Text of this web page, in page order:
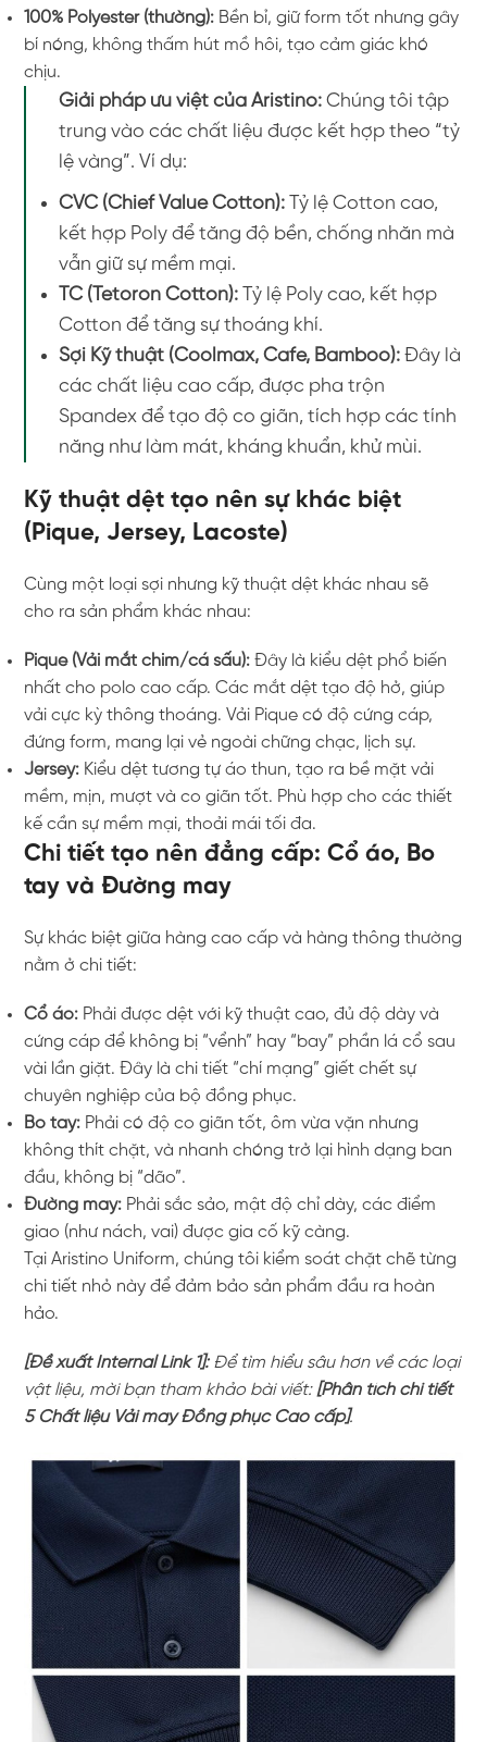
100% Polyester (thường): Bền bỉ, giữ form tốt nhưng gây
bí nóng, không thấm hút mồ hôi, tạo cảm giác khó
chịu.
Giải pháp ưu việt của Aristino: Chúng tôi tập
trung vào các chất liệu được kết hợp theo “tỷ
lệ vàng”. Ví dụ:
CVC (Chief Value Cotton): Tỷ lệ Cotton cao,
kết hợp Poly để tăng độ bền, chống nhăn mà
vẫn giữ sự mềm mại.
TC (Tetoron Cotton): Tỷ lệ Poly cao, kết hợp
Cotton để tăng sự thoáng khí.
Sợi Kỹ thuật (Coolmax, Cafe, Bamboo): Đây là
các chất liệu cao cấp, được pha trộn
Spandex để tạo độ co giãn, tích hợp các tính
năng như làm mát, kháng khuẩn, khử mùi.
Kỹ thuật dệt tạo nên sự khác biệt
(Pique, Jersey, Lacoste)
Cùng một loại sợi nhưng kỹ thuật dệt khác nhau sẽ
cho ra sản phẩm khác nhau:
Pique (Vải mắt chim/cá sấu): Đây là kiểu dệt phổ biến
nhất cho polo cao cấp. Các mắt dệt tạo độ hở, giúp
vải cực kỳ thông thoáng. Vải Pique có độ cứng cáp,
đứng form, mang lại vẻ ngoài chững chạc, lịch sự.
Jersey: Kiểu dệt tương tự áo thun, tạo ra bề mặt vải
mềm, mịn, mượt và co giãn tốt. Phù hợp cho các thiết
kế cần sự mềm mại, thoải mái tối đa.
Chi tiết tạo nên đẳng cấp: Cổ áo, Bo
tay và Đường may
Sự khác biệt giữa hàng cao cấp và hàng thông thường
nằm ở chi tiết:
Cổ áo: Phải được dệt với kỹ thuật cao, đủ độ dày và
cứng cáp để không bị “vểnh” hay “bay” phần lá cổ sau
vài lần giặt. Đây là chi tiết “chí mạng” giết chết sự
chuyên nghiệp của bộ đồng phục.
Bo tay: Phải có độ co giãn tốt, ôm vừa vặn nhưng
không thít chặt, và nhanh chóng trở lại hình dạng ban
đầu, không bị “dão”.
Đường may: Phải sắc sảo, mật độ chỉ dày, các điểm
giao (như nách, vai) được gia cố kỹ càng.
Tại Aristino Uniform, chúng tôi kiểm soát chặt chẽ từng
chi tiết nhỏ này để đảm bảo sản phẩm đầu ra hoàn
hảo.
[Đề xuất Internal Link 1]: Để tìm hiểu sâu hơn về các loại
vật liệu, mời bạn tham khảo bài viết: [Phân tích chi tiết
5 Chất liệu Vải may Đồng phục Cao cấp].